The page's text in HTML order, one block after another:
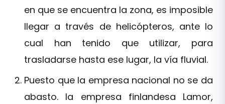
en que se encuentra la zona, es imposible
llegar a través de helicópteros, ante lo
cual han tenido que utilizar, para
trasladarse hasta ese lugar, la vía fluvial.
Puesto que la empresa nacional no se da
abasto. la empresa finlandesa Lamor,